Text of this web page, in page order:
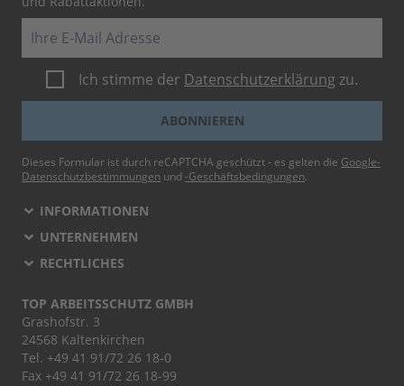
Ich stimme der Datenschutzerklärung zu.
ABONNIEREN
Dieses Formular ist durch reCAPTCHA geschützt - es gelten die Google-
Datenschutzbestimmungen und -Geschäftsbedingungen.
INFORMATIONEN
UNTERNEHMEN
RECHTLICHES
TOP ARBEITSSCHUTZ GMBH
Grashofstr. 3
24568 Kaltenkirchen
Tel. +49 41 91/72 26 18-0
Fax +49 41 91/72 26 18-99